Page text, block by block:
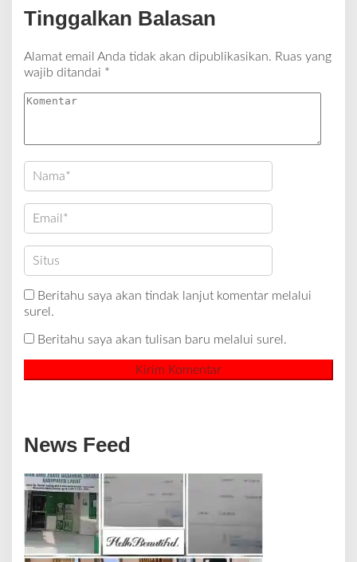
Tinggalkan Balasan
Alamat email Anda tidak akan dipublikasikan. Ruas yang
wajib ditandai *
Beritahu saya akan tindak lanjut komentar melalui
surel.
Beritahu saya akan tulisan baru melalui surel.
News Feed